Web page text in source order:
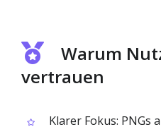
Warum
vertrauen
Klarer Fokus: PNGs